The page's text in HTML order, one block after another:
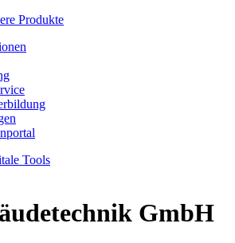
Produkte
Tools
GmbH